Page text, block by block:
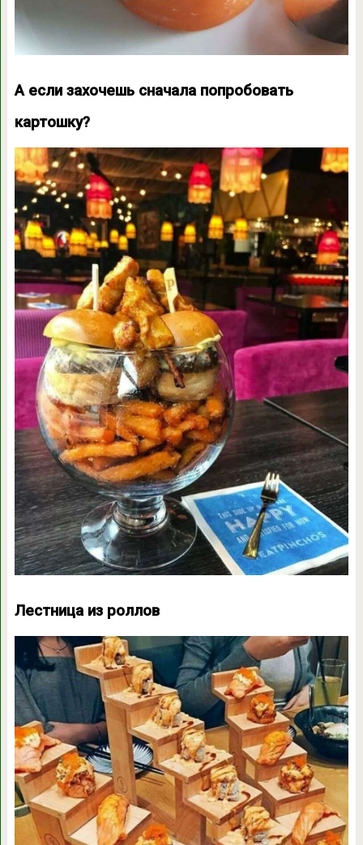
А если захочешь сначала попробовать
картошку?
Лестница из роллов